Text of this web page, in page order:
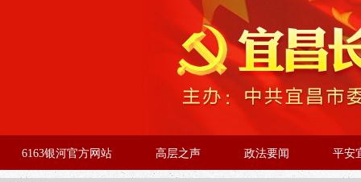
6163银河官方网站 高层之声 政法要闻 平安